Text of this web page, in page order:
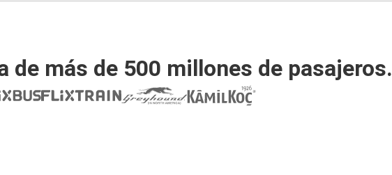
de más de 500 millones de pasajeros.